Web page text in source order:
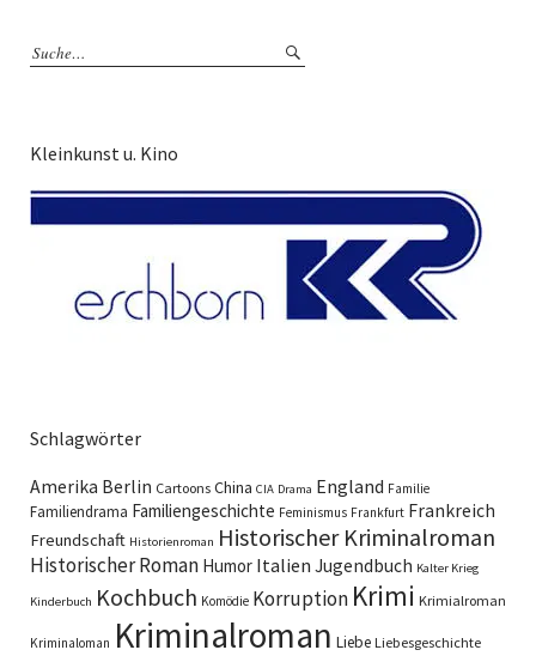
Kleinkunst u. Kino
Schlagwörter
Amerika Berlin Cartoons China CIA Drama England Familie
Familiendrama Familiengeschichte Feminismus Frankfurt Frankreich
Freundschaft Historienroman Historischer Kriminalroman
Historischer Roman Humor Italien Jugendbuch Kalter Krieg
Kinderbuch Kochbuch Komödie Korruption Krimi Krimialroman
Kriminaloman Kriminalroman Liebe Liebesgeschichte